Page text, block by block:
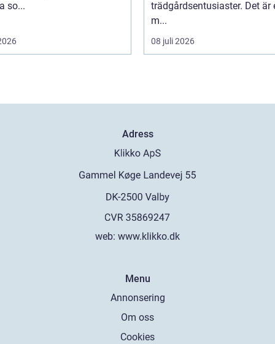
so...
trädgårdsentusiaster. Det är
m...
08 juli 2026
Adress
web: www.klikko.dk
Menu
Annonsering
Om oss
Cookies